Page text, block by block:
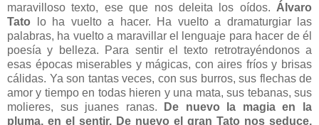
maravilloso texto, ese que nos deleita los oídos. Álvaro
Tato lo ha vuelto a hacer. Ha vuelto a dramaturgiar las
palabras, ha vuelto a maravillar el lenguaje para hacer de él
poesía y belleza. Para sentir el texto retrotrayéndonos a
esas épocas miserables y mágicas, con aires fríos y brisas
cálidas. Ya son tantas veces, con sus burros, sus flechas de
amor y tiempo en todas hieren y una mata, sus tebanas, sus
molieres, sus juanes ranas.
De nuevo la magia en la
pluma, en el sentir. De nuevo el gran Tato nos seduce.